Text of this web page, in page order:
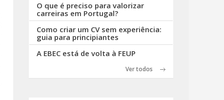
O que é preciso para valorizar
carreiras em Portugal?
Como criar um CV sem experiência:
guia para principiantes
A EBEC está de volta à FEUP
Ver todos